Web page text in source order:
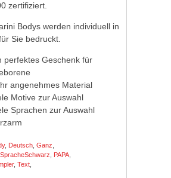
zertifiziert.
Bodys werden individuell in
Sie bedruckt.
perfektes Geschenk für
angenehmes Material
Motive zur Auswahl
Sprachen zur Auswahl
, Deutsch Ganz
PAPA
, Text